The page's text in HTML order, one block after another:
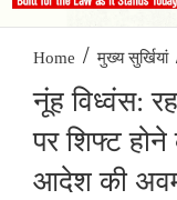
Home / मुख्य सुर्खियां
नूंह विध्वंस:
पर शिफ्ट
आदेश की